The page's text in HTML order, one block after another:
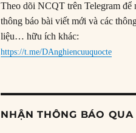
Theo dõi NCQT trên Telegram để
thông báo bài viết mới và các
liệu… hữu ích khác:
https://t.me/DAnghiencuuquocte
NHẬN THÔNG BÁO